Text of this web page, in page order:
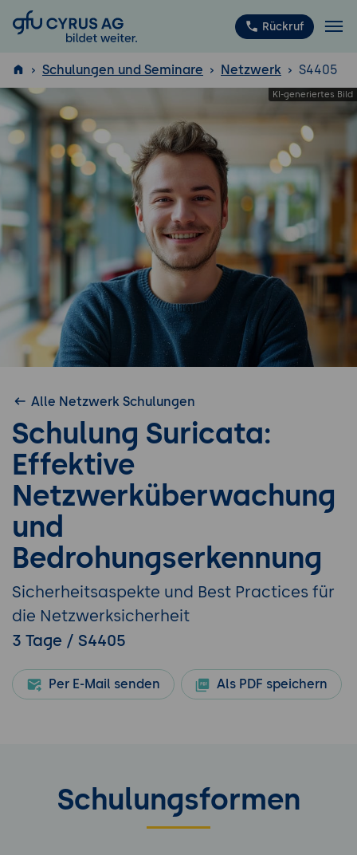
GFU Cyrus AG Rückruf
ISTQB
Schulungen und Seminare Netzwerk S4405
Alle Netzwerk Schulungen
Schulung Suricata:
Effektive
Netzwerküberwachung
und
Bedrohungserkennung
Sicherheitsaspekte und Best Practices für
die Netzwerksicherheit
3 Tage / S4405
Per E-Mail senden Als PDF speichern
Schulungsformen